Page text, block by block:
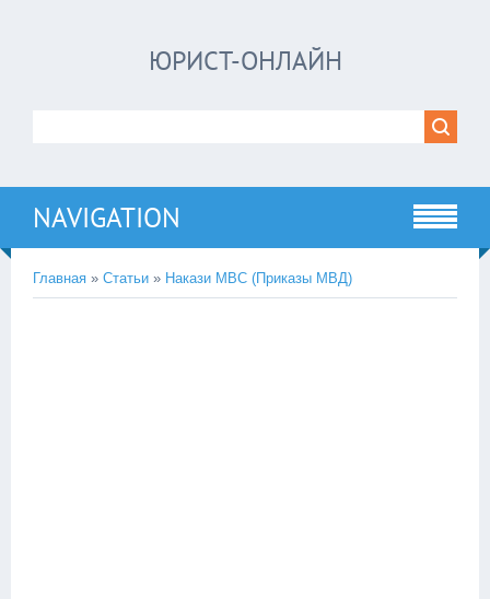
ЮРИСТ-ОНЛАЙН
NAVIGATION
Главная » Статьи » Накази МВС (Приказы МВД)